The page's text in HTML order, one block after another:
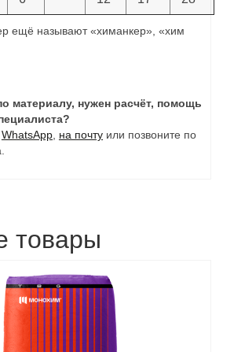
ещё называют «химанкер», «хим
материалу, нужен расчёт, помощь
WhatsApp, на почтуили позвоните по
товары